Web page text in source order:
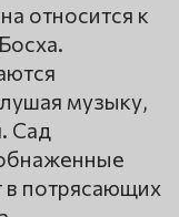
относится к
музыку,
Сад
потрясающих